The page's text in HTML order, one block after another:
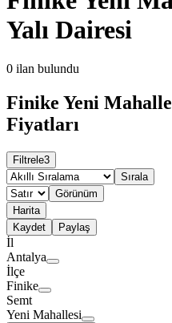
Yalı Dairesi
0 ilan bulundu
Finike Yeni
Fiyatları
Filtrele3
Sırala
Görünüm
Harita
Kaydet
Paylaş
İl
Antalya
İlçe
Finike
Semt
Yeni Mahallesi